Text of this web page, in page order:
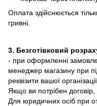
Оплата здійснюється
гривні.
3. Безготівковий
- при оформленні
менеджер магазину при
реквізити вашої
Якщо ви потрібен
Для юридичних осіб при